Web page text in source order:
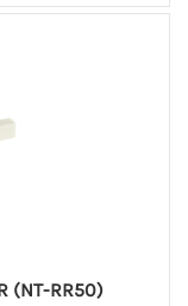
(NT-RR50)